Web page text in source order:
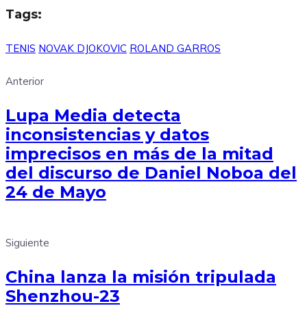
Tags:
TENIS NOVAK DJOKOVIC ROLAND GARROS
Anterior
Lupa Media detecta
inconsistencias y datos
imprecisos en más de la mitad
del discurso de Daniel Noboa del
24 de Mayo
Siguiente
China lanza la misión tripulada
Shenzhou-23